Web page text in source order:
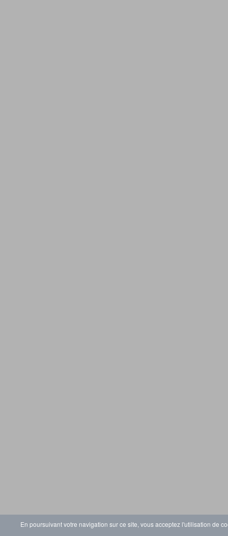
En poursuivant votre navigation sur ce site, vous acceptez l'utilisation de